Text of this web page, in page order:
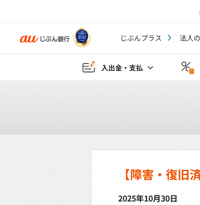
じぶんプラス 法人
入出金・支払
【障害・復旧
2025年10月30日